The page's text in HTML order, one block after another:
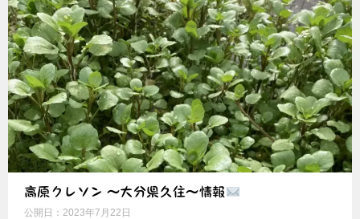
高原クレソン ～大分県久住～情報
公開日： 2023年7月22日